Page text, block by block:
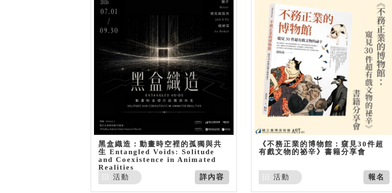
黑盒織造：動畫時空裡的孤獨與共
生 Entangled Voids: Solitude
and Coexistence in Animated
Realities
詳內容
活動
《不務正業的博物館：窺見30件超
有戲文物的祕辛》書籍分享會
報名
活動